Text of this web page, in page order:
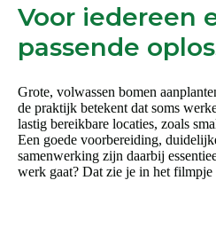
Voor iedereen
passende
Grote, volwassen bomen
de praktijk betekent dat soms
lastig bereikbare locaties, zoals
Een goede voorbereiding,
samenwerking zijn daarbij
werk gaat? Dat zie je in het filmpje